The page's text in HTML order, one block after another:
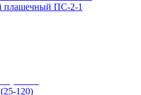
плашечный ПС-2-1
120)